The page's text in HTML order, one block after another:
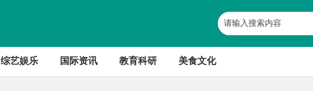
综艺娱乐 国际资讯 教育科研 美食文化